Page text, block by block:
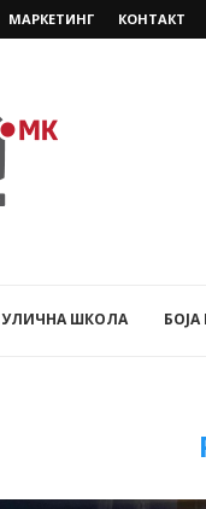
МАРКЕТИНГ КОНТАКТ
УЛИЧНА ШКОЛА